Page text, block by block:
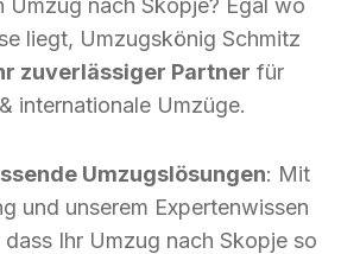
Umzug nach Skopje? Egal wo
liegt, Umzugskönig Schmitz
zuverlässiger Partner für
internationale Umzüge.
Umzugslösungen: Mit
und unserem Expertenwissen
Ihr Umzug nach Skopje so